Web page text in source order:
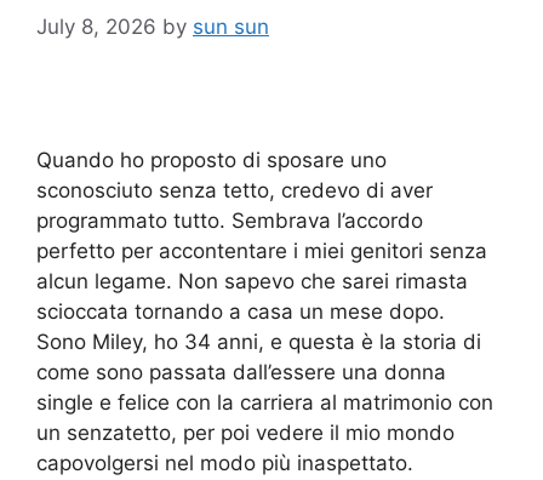
July 8, 2026 by sun sun
Quando ho proposto di sposare uno
sconosciuto senza tetto, credevo di aver
programmato tutto. Sembrava l’accordo
perfetto per accontentare i miei genitori senza
alcun legame. Non sapevo che sarei rimasta
scioccata tornando a casa un mese dopo.
Sono Miley, ho 34 anni, e questa è la storia di
come sono passata dall’essere una donna
single e felice con la carriera al matrimonio con
un senzatetto, per poi vedere il mio mondo
capovolgersi nel modo più inaspettato.